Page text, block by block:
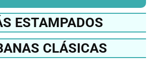
ESTAMPADOS
CLÁSICAS